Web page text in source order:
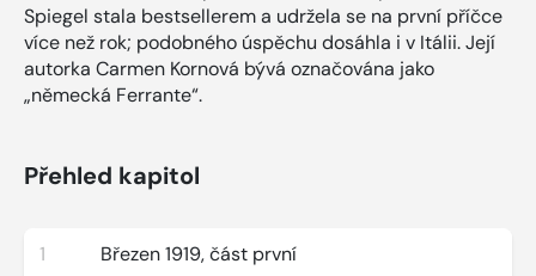
Spiegel stala bestsellerem a udržela se na první příčce
více než rok; podobného úspěchu dosáhla i v Itálii. Její
autorka Carmen Kornová bývá označována jako
„německá Ferrante“.
Přehled kapitol
1 Březen 1919, část první